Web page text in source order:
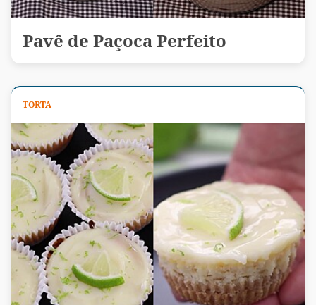
Pavê de Paçoca Perfeito
TORTA